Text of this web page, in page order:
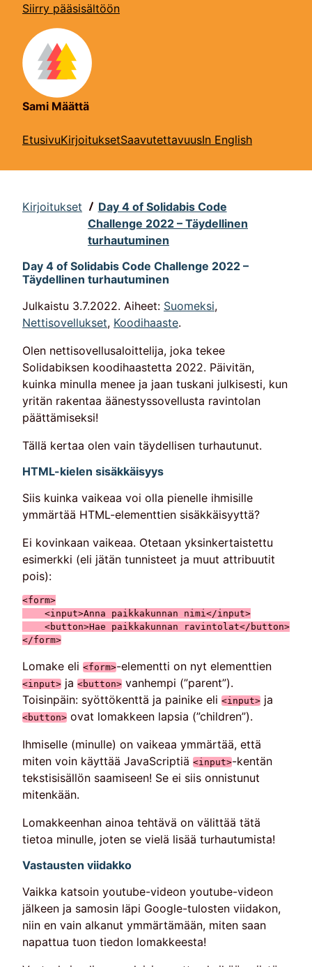
Siirry pääsisältöön
Sami Määttä
EtusivuKirjoituksetSaavutettavuusIn English
Kirjoitukset
Day 4 of Solidabis Code
Challenge 2022 – Täydellinen
turhautuminen
Day 4 of Solidabis Code Challenge 2022 –
Täydellinen turhautuminen
Julkaistu 3.7.2022. Aiheet: Suomeksi,
Nettisovellukset, Koodihaaste.
Olen nettisovellusaloittelija, joka tekee
Solidabiksen koodihaastetta 2022. Päivitän,
kuinka minulla menee ja jaan tuskani julkisesti, kun
yritän rakentaa äänestyssovellusta ravintolan
päättämiseksi!
Tällä kertaa olen vain täydellisen turhautunut.
HTML-kielen sisäkkäisyys
Siis kuinka vaikeaa voi olla pienelle ihmisille
ymmärtää HTML-elementtien sisäkkäisyyttä?
Ei kovinkaan vaikeaa. Otetaan yksinkertaistettu
esimerkki (eli jätän tunnisteet ja muut attribuutit
pois):
<form>
    <input>Anna paikkakunnan nimi</input>
    <button>Hae paikkakunnan ravintolat</button>
Lomake eli <form>-elementti on nyt elementtien
<input> ja <button> vanhempi (”parent”).
Toisinpäin: syöttökenttä ja painike eli <input> ja
<button> ovat lomakkeen lapsia (”children”).
Ihmiselle (minulle) on vaikeaa ymmärtää, että
miten voin käyttää JavaScriptiä <input>-kentän
tekstisisällön saamiseen! Se ei siis onnistunut
mitenkään.
Lomakkeenhan ainoa tehtävä on välittää tätä
tietoa minulle, joten se vielä lisää turhautumista!
Vastausten viidakko
Vaikka katsoin youtube-videon youtube-videon
jälkeen ja samosin läpi Google-tulosten viidakon,
niin en vain alkanut ymmärtämään, miten saan
napattua tuon tiedon lomakkeesta!